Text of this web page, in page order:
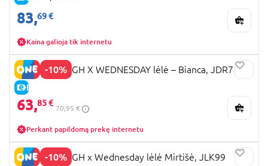
83,69 €
Kaina galioja tik internetu
-10%
E-KAINA
MONSTER HIGH X WEDNESDAY lėlė – Bianca, JDR71
63,85 €
70,95 €
Perkant papildomą prekę internetu
-10%
MONSTER HIGH x Wednesday lėlė Mirtišė, JLK99